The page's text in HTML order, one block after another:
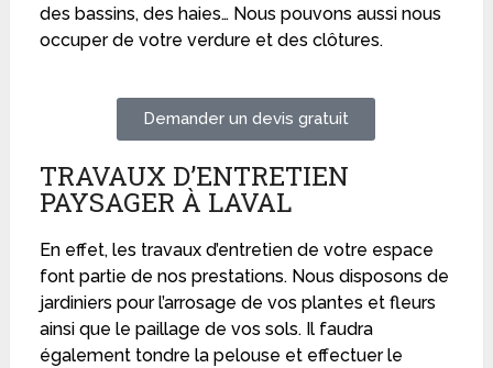
des bassins, des haies… Nous pouvons aussi nous
occuper de votre verdure et des clôtures.
Demander un devis gratuit
TRAVAUX D’ENTRETIEN
PAYSAGER À LAVAL
En effet, les travaux d’entretien de votre espace
font partie de nos prestations. Nous disposons de
jardiniers pour l’arrosage de vos plantes et fleurs
ainsi que le paillage de vos sols. Il faudra
également tondre la pelouse et effectuer le